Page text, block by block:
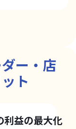
ー・店
ト
利益の最大化